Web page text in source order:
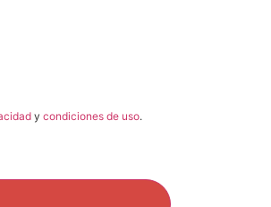
y condiciones de uso.